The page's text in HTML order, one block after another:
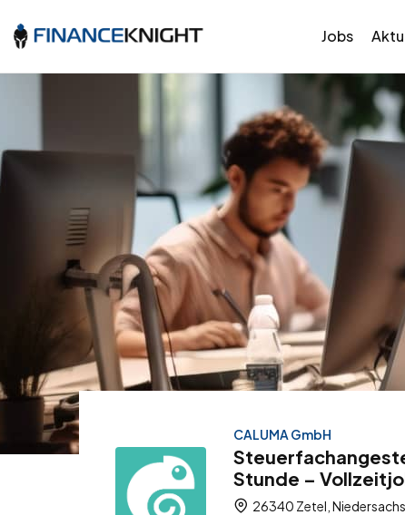
Jobs
CALUMA GmbH
Stunde –
26340 Zetel,